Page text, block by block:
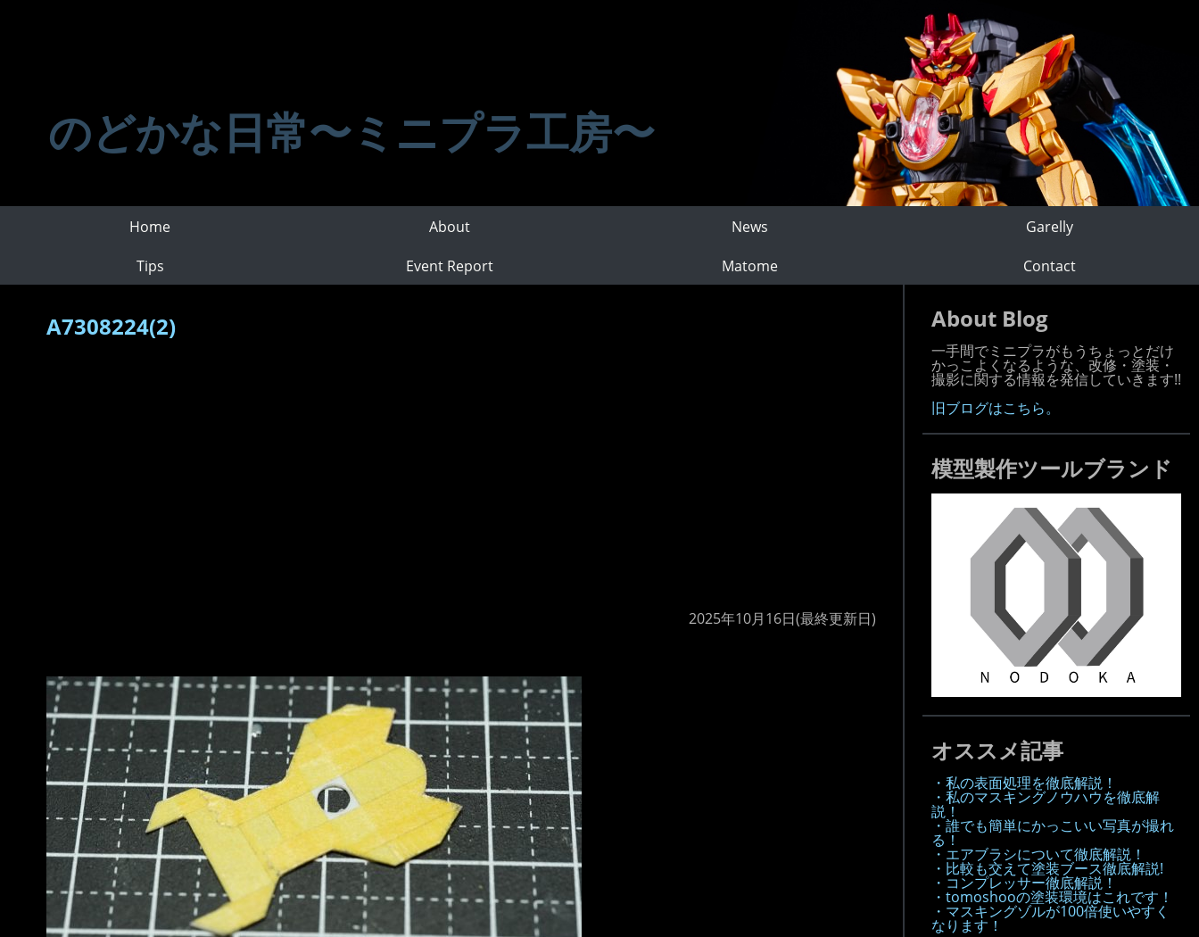
のどかな日常〜ミニプラ工房〜
Home About News
Garelly
Tips
Event Report Matome Contact
A7308224(2)
2025年10月16日(最終更新日)
About Blog
一手間でミニプラがもうちょっとだけ
かっこよくなるような、改修・塗装・
撮影に関する情報を発信していきます!!
旧ブログはこちら。
模型製作ツールブランド
オススメ記事
・私の表面処理を徹底解説！
・私のマスキングノウハウを徹底解
説！
・誰でも簡単にかっこいい写真が撮れ
る！
・エアブラシについて徹底解説！
・比較も交えて塗装ブース徹底解説!
・コンプレッサー徹底解説！
・tomoshooの塗装環境はこれです！
・マスキングゾルが100倍使いやすく
なります！